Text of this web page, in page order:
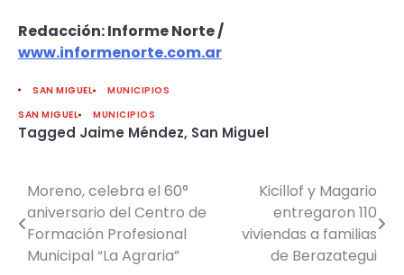
Redacción: Informe Norte /
www.informenorte.com.ar
SAN MIGUEL
MUNICIPIOS
SAN MIGUEL
MUNICIPIOS
Tagged Jaime Méndez, San Miguel
Navegación
de
entradas
Moreno, celebra el 60°
aniversario del Centro de
Formación Profesional
Municipal “La Agraria”
Kicillof y Magario
entregaron 110
viviendas a familias
de Berazategui